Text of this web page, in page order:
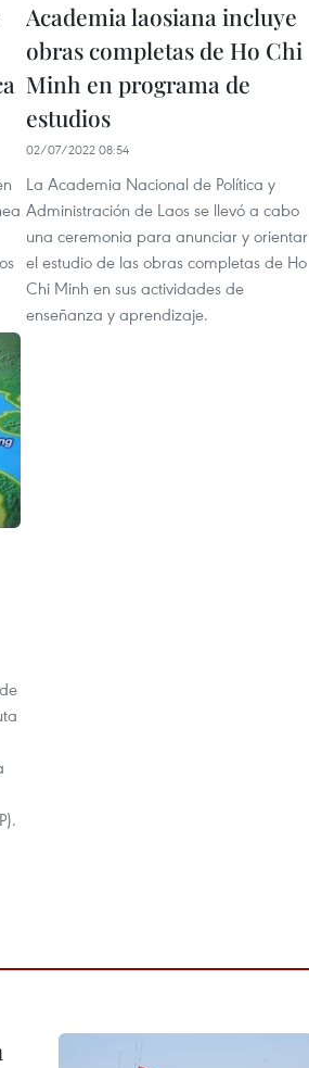
Academia laosiana incluye
obras completas de Ho Chi
Minh en programa de
estudios
02/07/2022 08:54
La Academia Nacional de Política y
Administración de Laos se llevó a cabo
una ceremonia para anunciar y orientar
el estudio de las obras completas de Ho
Chi Minh en sus actividades de
enseñanza y aprendizaje.